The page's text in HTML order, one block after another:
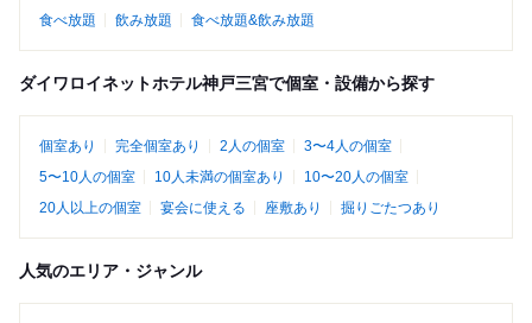
食べ放題
飲み放題 食べ放題&飲み放題
ダイワロイネットホテル神戸三宮で個室・設備から探す
個室あり 完全個室あり 2人の個室
3〜4人の個室
5〜10人の個室
10人未満の個室あり
10〜20人の個室
20人以上の個室
宴会に使える 座敷あり 掘りごたつあり
人気のエリア・ジャンル